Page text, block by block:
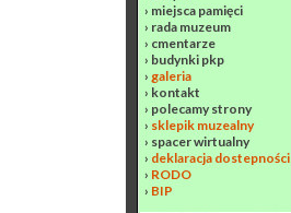
› miejsca pamięci
› rada muzeum
› cmentarze
› budynki pkp
› galeria
› kontakt
› polecamy strony
› sklepik muzealny
› spacer wirtualny
› deklaracja dostepności
› RODO
› BIP